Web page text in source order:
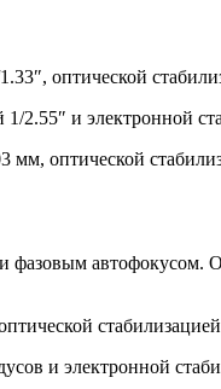
оптической
2.55″ и электронной
мм, оптической
фазовым автофокусом.
и электронной